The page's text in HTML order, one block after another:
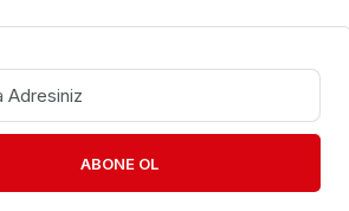
ABONE OL